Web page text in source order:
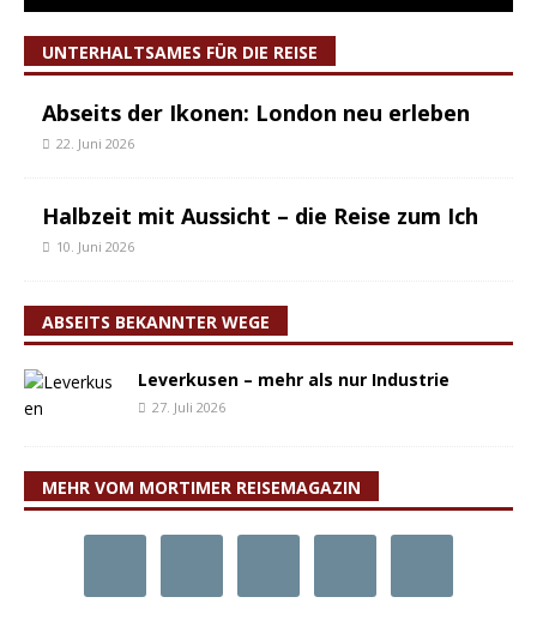
UNTERHALTSAMES FÜR DIE REISE
Abseits der Ikonen: London neu erleben
22. Juni 2026
Halbzeit mit Aussicht – die Reise zum Ich
10. Juni 2026
ABSEITS BEKANNTER WEGE
Leverkusen – mehr als nur Industrie
27. Juli 2026
MEHR VOM MORTIMER REISEMAGAZIN